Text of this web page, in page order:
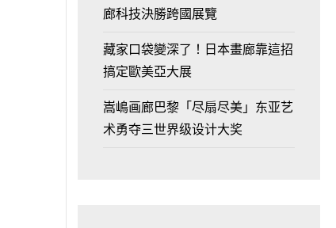
廊科技決勝跨國展覽
藏家口袋變深了！日本畫廊靠這招
搞定歐美亞大展
嵩嶋画廊巴黎「尽扇尽美」东亚艺
术勇夺三世界级设计大奖